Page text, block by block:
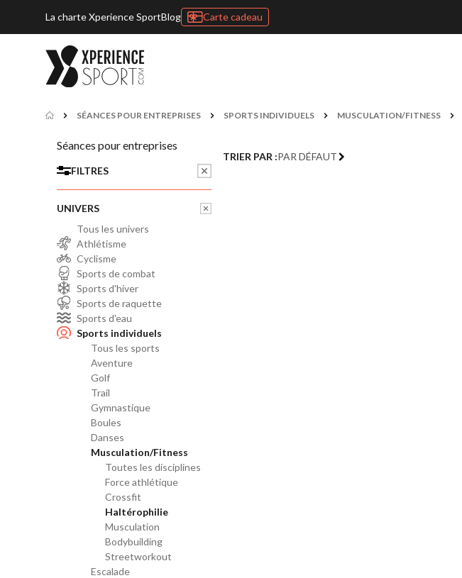
La charte Xperience SportBlog Carte cadeau
SÉANCES POUR ENTREPRISES SPORTS INDIVIDUELS MUSCULATION/FITNESS
Séances pour entreprises
FILTRES
UNIVERS
Tous les univers
Athlétisme
Cyclisme
Sports de combat
Sports d'hiver
Sports de raquette
Sports d'eau
Sports individuels
Tous les sports
Aventure
Golf
Trail
Gymnastique
Boules
Danses
Musculation/Fitness
Toutes les disciplines
Force athlétique
Crossfit
Haltérophilie
Musculation
Bodybuilding
Streetworkout
Escalade
TRIER PAR :PAR DÉFAUT